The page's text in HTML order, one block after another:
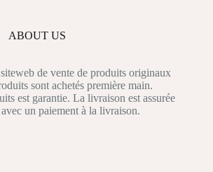
ABOUT US
de vente de produits originaux
sont achetés première main.
est garantie. La livraison est assurée
un paiement à la livraison.